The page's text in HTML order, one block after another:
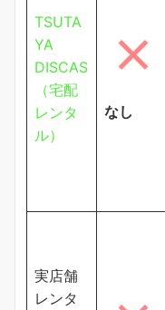
TSUTA
YA
DISCAS
（宅配
レンタ
ル）
なし
実店舗
レンタ